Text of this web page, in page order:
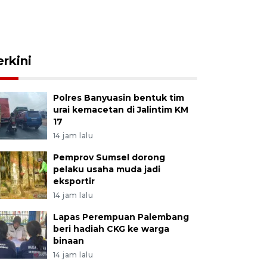
Polres Banyuasin bentuk tim
urai kemacetan di Jalintim KM
17
14 jam lalu
Pemprov Sumsel dorong
pelaku usaha muda jadi
eksportir
14 jam lalu
Lapas Perempuan Palembang
beri hadiah CKG ke warga
binaan
14 jam lalu